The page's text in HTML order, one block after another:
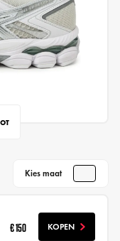
Kies maat
€ 150 KOPEN